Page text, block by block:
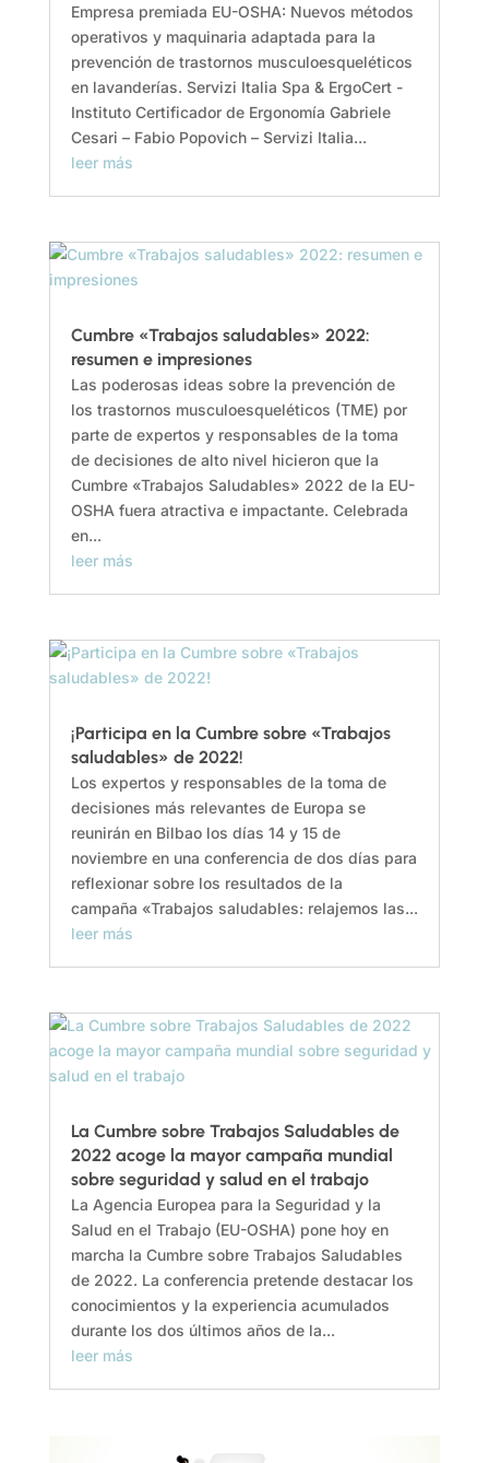
Empresa premiada EU-OSHA: Nuevos métodos
operativos y maquinaria adaptada para la
prevención de trastornos musculoesqueléticos
en lavanderías. Servizi Italia Spa & ErgoCert -
Instituto Certificador de Ergonomía Gabriele
Cesari – Fabio Popovich – Servizi Italia...
leer más
Cumbre «Trabajos saludables» 2022:
resumen e impresiones
Las poderosas ideas sobre la prevención de
los trastornos musculoesqueléticos (TME) por
parte de expertos y responsables de la toma
de decisiones de alto nivel hicieron que la
Cumbre «Trabajos Saludables» 2022 de la EU-
OSHA fuera atractiva e impactante. Celebrada
en...
leer más
¡Participa en la Cumbre sobre «Trabajos
saludables» de 2022!
Los expertos y responsables de la toma de
decisiones más relevantes de Europa se
reunirán en Bilbao los días 14 y 15 de
noviembre en una conferencia de dos días para
reflexionar sobre los resultados de la
campaña «Trabajos saludables: relajemos las...
leer más
La Cumbre sobre Trabajos Saludables de
2022 acoge la mayor campaña mundial
sobre seguridad y salud en el trabajo
La Agencia Europea para la Seguridad y la
Salud en el Trabajo (EU-OSHA) pone hoy en
marcha la Cumbre sobre Trabajos Saludables
de 2022. La conferencia pretende destacar los
conocimientos y la experiencia acumulados
durante los dos últimos años de la...
leer más